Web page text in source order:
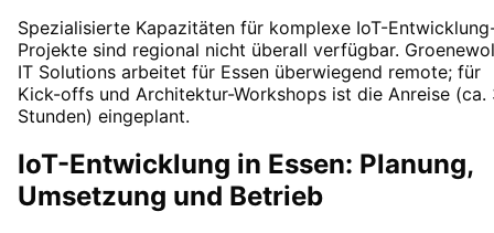
Spezialisierte Kapazitäten für komplexe IoT-
Projekte sind regional nicht überall verfügbar.
IT Solutions arbeitet für Essen überwiegend remote; für
Kick-offs und Architektur-Workshops ist die Anreise (ca.
Stunden) eingeplant.
IoT-Entwicklung in Essen: Planung,
Umsetzung und Betrieb